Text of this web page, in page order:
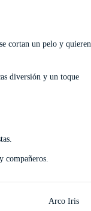
cortan un pelo y quieren
diversión y un toque
compañeros.
Arco Iris